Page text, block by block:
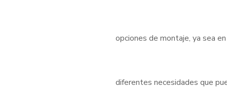
opciones de montaje, ya sea
diferentes necesidades que